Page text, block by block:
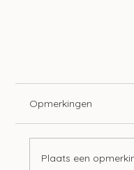
Opmerkingen
Plaats een